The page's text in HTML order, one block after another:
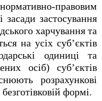
правовим
застосування
харчування та
на усіх суб’єктів
одиниці та
осіб) суб’єктів
розрахункові
формі.